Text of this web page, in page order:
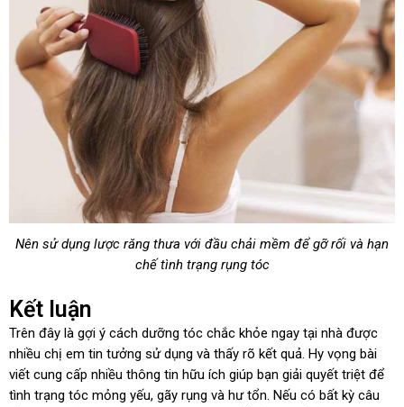
Nên sử dụng lược răng thưa với đầu chải mềm để gỡ rối và hạn
chế tình trạng rụng tóc
Kết luận
Trên đây là gợi ý cách dưỡng tóc chắc khỏe ngay tại nhà được
nhiều chị em tin tưởng sử dụng và thấy rõ kết quả. Hy vọng bài
viết cung cấp nhiều thông tin hữu ích giúp bạn giải quyết triệt để
tình trạng tóc mỏng yếu, gãy rụng và hư tổn. Nếu có bất kỳ câu